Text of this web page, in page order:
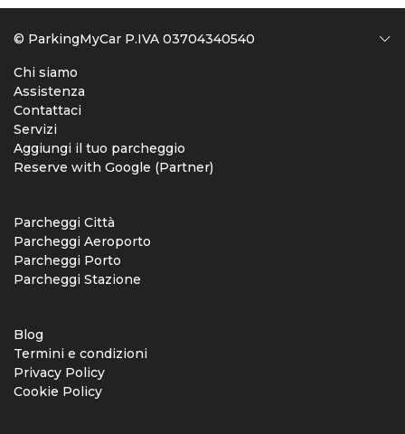
© ParkingMyCar P.IVA 03704340540
Chi siamo
Assistenza
Contattaci
Servizi
Aggiungi il tuo parcheggio
Reserve with Google (Partner)
Parcheggi Città
Parcheggi Aeroporto
Parcheggi Porto
Parcheggi Stazione
Blog
Termini e condizioni
Privacy Policy
Cookie Policy